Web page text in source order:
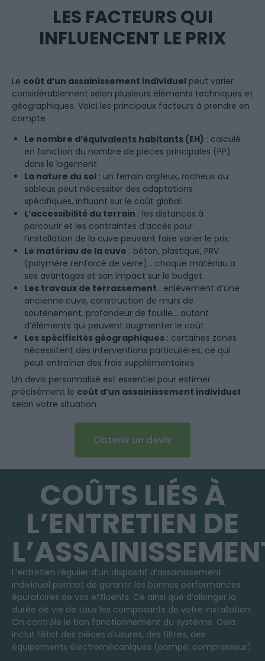
LES FACTEURS QUI
INFLUENCENT LE PRIX
Le coût d’un assainissement individuel peut varier
considérablement selon plusieurs éléments techniques et
géographiques. Voici les principaux facteurs à prendre en
compte :
Le nombre d’équivalents habitants (EH) : calculé
en fonction du nombre de pièces principales (PP)
dans le logement.
La nature du sol : un terrain argileux, rocheux ou
sableux peut nécessiter des adaptations
spécifiques, influant sur le coût global.
L’accessibilité du terrain : les distances à
parcourir et les contraintes d’accès pour
l’installation de la cuve peuvent faire varier le prix.
Le matériau de la cuve : béton, plastique, PRV
(polymère renforcé de verre)… chaque matériau a
ses avantages et son impact sur le budget.
Les travaux de terrassement : enlèvement d’une
ancienne cuve, construction de murs de
soutènement, profondeur de fouille… autant
d’éléments qui peuvent augmenter le coût.
Les spécificités géographiques : certaines zones
nécessitent des interventions particulières, ce qui
peut entraîner des frais supplémentaires.
Un devis personnalisé est essentiel pour estimer
précisément le coût d’un assainissement individuel
selon votre situation.
Obtenir un devis
COÛTS LIÉS À
L’ENTRETIEN DE
L’entretien régulier d’un dispositif d’assainissement
individuel permet de garantir les bonnes performances
épuratoires de vos effluents. Ce ainsi que d’allonger la
durée de vie de tous les composants de votre installation.
On contrôle le bon fonctionnement du système. Cela
inclut l’état des pièces d’usures, des filtres, des
équipements électromécaniques (pompe, compresseur).